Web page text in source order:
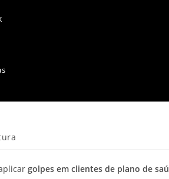
golpes em clientes de plano de